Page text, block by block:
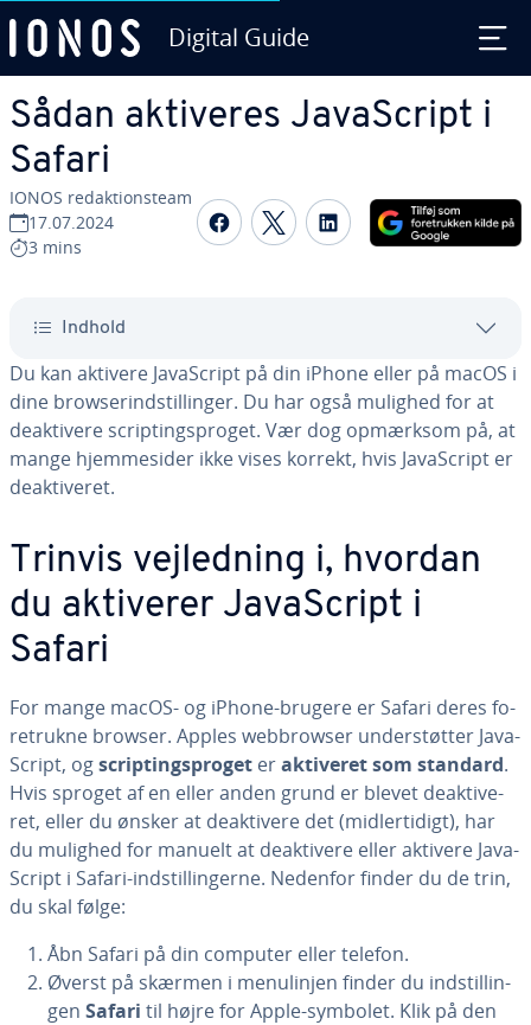
Digital Guide
Sådan aktiveres Ja­va­Script i
Safari
IONOS re­dak­tions­team
17.07.2024
3 mins
Del på Facebook
Del på Twitter
Del på LinkedIn
Indhold
Du kan aktivere Ja­va­Script på din iPhone eller på macOS i
dine brow­se­rindstil­lin­ger. Du har også mulighed for at
de­ak­ti­ve­re scrip­tings­pro­get. Vær dog opmærksom på, at
mange hjem­mesi­der ikke vises korrekt, hvis Ja­va­Script er
de­ak­ti­ve­ret.
Trinvis vej­led­ning i, hvordan
du aktiverer Ja­va­Script i
Safari
For mange macOS- og iPhone-brugere er Safari deres fo­
re­truk­ne browser. Apples web­brow­ser un­der­støt­ter Ja­va­
Script, ogscrip­tings­pro­get eraktiveret som standard.
Hvis sproget af en eller anden grund er blevet de­ak­ti­ve­
ret, eller du ønsker at de­ak­ti­ve­re det (mid­ler­ti­digt), har
du mulighed for manuelt at de­ak­ti­ve­re eller aktivere Ja­va­
Script i Safari-indstil­lin­ger­ne. Nedenfor finder du de trin,
du skal følge:
Åbn Safari på din computer eller telefon.
Øverst på skærmen i me­nulinj­en finder du indstil­lin­
gen Safari til højre for Apple-symbolet. Klik på den